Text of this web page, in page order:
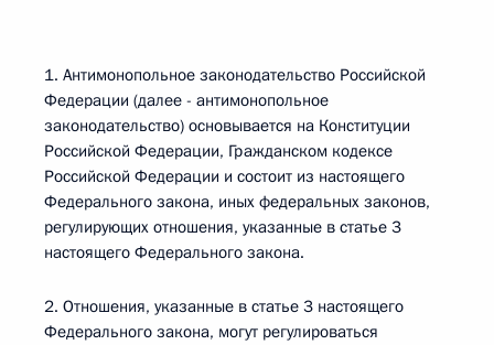
1. Антимонопольное законодательство Российской
Федерации (далее - антимонопольное
законодательство) основывается на Конституции
Российской Федерации, Гражданском кодексе
Российской Федерации и состоит из настоящего
Федерального закона, иных федеральных законов,
регулирующих отношения, указанные в статье 3
настоящего Федерального закона.
2. Отношения, указанные в статье 3 настоящего
Федерального закона, могут регулироваться